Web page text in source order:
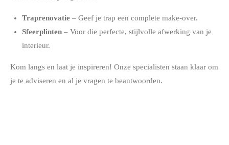
Traprenovatie– Geef je trap een complete make-over.
Sfeerplinten– Voor die perfecte, stijlvolle afwerking van je
interieur.
Kom langs en laat je inspireren! Onze specialisten staan klaar om
je te adviseren en al je vragen te beantwoorden.